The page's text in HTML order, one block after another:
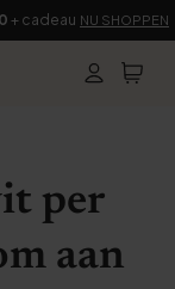
+ cadeau NU SHOPPEN
per
aan